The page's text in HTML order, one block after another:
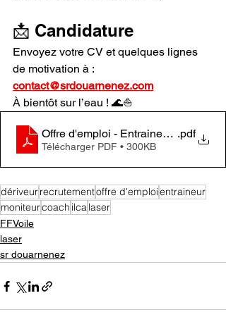
📩 Candidature
Envoyez votre CV et quelques lignes
de motivation à :
contact@srdouarnenez.com
À bientôt sur l’eau ! 🌊⛵
.pdf
Télécharger PDF • 300KB
dériveurrecrutementoffre d'emploientraineur
moniteurcoach ilcalaser
FFVoile
laser
sr douarnenez